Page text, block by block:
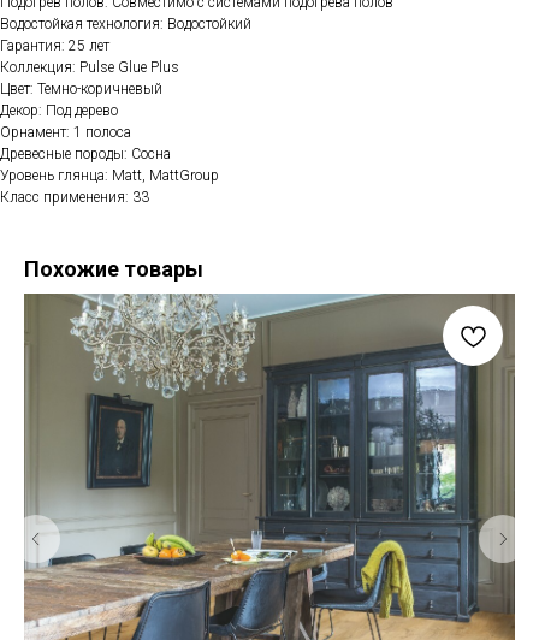
Водостойкая технология: Водостойкий
Гарантия: 25 лет
Коллекция: Pulse Glue Plus
Цвет: Темно-коричневый
Декор: Под дерево
Орнамент: 1 полоса
Древесные породы: Сосна
Уровень глянца: Matt, MattGroup
Класс применения: 33
Похожие товары